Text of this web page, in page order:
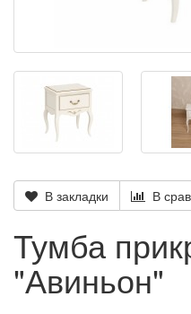
В закладки В
Тумба
"Авиньон"